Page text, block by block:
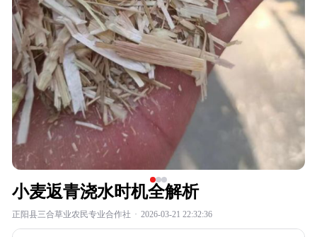
小麦返青浇水时机全解析
正阳县三合草业农民专业合作社 · 2026-03-21 22:32:36